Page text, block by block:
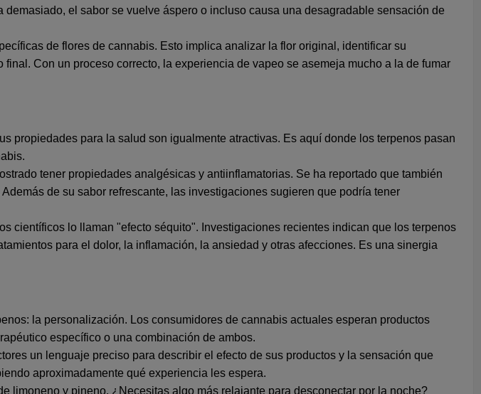
el sabor se vuelve áspero o incluso causa una desagradable sensación de
de flores de cannabis. Esto implica analizar la flor original, identificar su
Con un proceso correcto, la experiencia de vapeo se asemeja mucho a la de fumar
propiedades para la salud son igualmente atractivas. Es aquí donde los terpenos pasan
tener propiedades analgésicas y antiinflamatorias. Se ha reportado que también
de su sabor refrescante, las investigaciones sugieren que podría tener
científicos lo llaman "efecto séquito". Investigaciones recientes indican que los terpenos
para el dolor, la inflamación, la ansiedad y otras afecciones. Es una sinergia
la personalización. Los consumidores de cannabis actuales esperan productos
específico o una combinación de ambos.
un lenguaje preciso para describir el efecto de sus productos y la sensación que
aproximadamente qué experiencia les espera.
limoneno y pineno. ¿Necesitas algo más relajante para desconectar por la noche?